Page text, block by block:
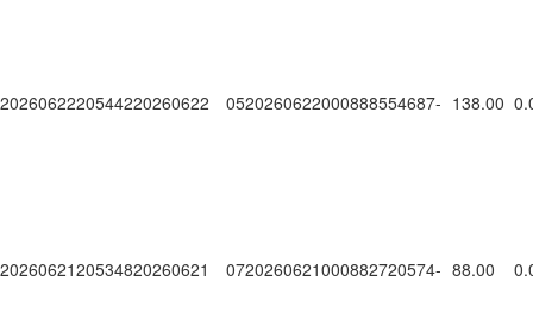
2026062220544220260622 0520260622000888554687- 138.00
2026062120534820260621 0720260621000882720574- 88.00